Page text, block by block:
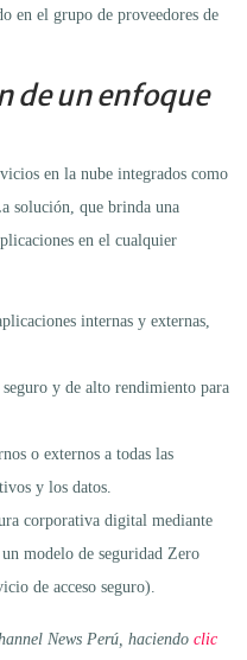
en el grupo de proveedores de
de un enfoque
en la nube integrados como
solución, que brinda una
en el cualquier
internas y externas,
y de alto rendimiento para
o externos a todas las
y los datos.
corporativa digital mediante
modelo de seguridad Zero
de acceso seguro).
News Perú, haciendo clic